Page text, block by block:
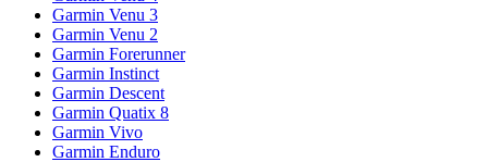
Garmin Venu 3
Garmin Venu 2
Garmin Forerunner
Garmin Instinct
Garmin Descent
Garmin Quatix 8
Garmin Vivo
Garmin Enduro